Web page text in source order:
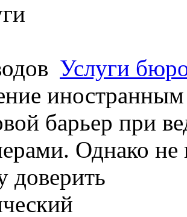
Услуги
барьер при
Однако не